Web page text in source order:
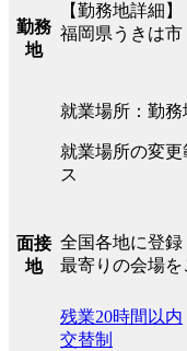
勤務
地
【勤務地詳細】
福岡県うきは市
就業場所：勤
就業場所の変
ス
面接
地
全国各地に登録
最寄りの会場を
残業20時間以内
交替制